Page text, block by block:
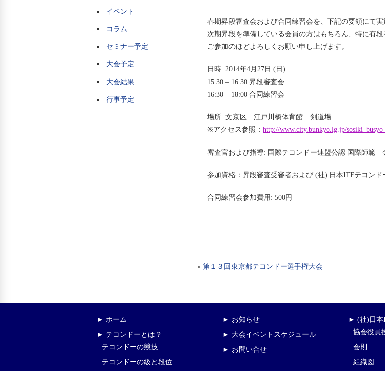
イベント
コラム
セミナー予定
大会予定
大会結果
行事予定
春期昇段審査会および合同練習会を、下記の要領にて実
次期昇段を準備している会員の方はもちろん、特に有
ご参加のほどよろしくお願い申し上げます。
日時: 2014年4月27日 (日)
15:30 – 16:30 昇段審査会
16:30 – 18:00 合同練習会
場所: 文京区 江戸川橋体育館 剣道場
※アクセス参照： http://www.city.bunkyo.lg.jp/
審査官および指導: 国際テコンドー連盟公認 国際師範
参加資格：昇段審査受審者および (社) 日本ITFテコン
合同練習会参加費用: 500円
« 第１３回東京都テコンドー選手権大会
► ホーム
► テコンドーとは？
テコンドーの競技
テコンドーの級と段位
► お知らせ
► 大会イベントスケジュール
► お問い合せ
► (社)日本
協会役員
会則
組織図